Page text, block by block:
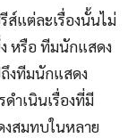
ส์แต่ละเรื่องนั้นไม่
หรือ ทีมนักแสดง
ถึงทีมนักแสดง
ำเนินเรื่องที่มี
สมทบในหลาย